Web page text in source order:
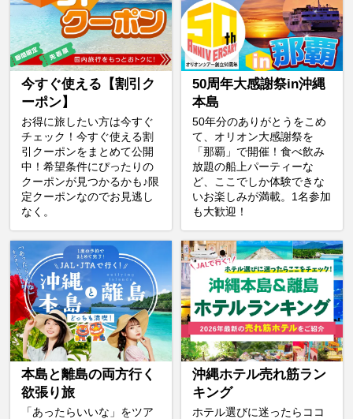
今すぐ使える【割引ク
ーポン】
お得に旅したい方は今すぐ
チェック！今すぐ使える割
引クーポンをまとめて公開
中！希望条件にぴったりの
クーポンが見つかるかも♪限
定クーポンなのでお見逃し
なく。
50周年大感謝祭in沖縄
本島
50年分のありがとうをこめ
て、オリオン大感謝祭を
「那覇」で開催！食べ飲み
放題の船上パーティーな
ど、ここでしか体験できな
いお楽しみが満載。1名参加
も大歓迎！
本島と離島の両方行く
欲張り旅
「あったらいいな」をツア
沖縄ホテル売れ筋ラン
キング
ホテル選びに迷ったらココ